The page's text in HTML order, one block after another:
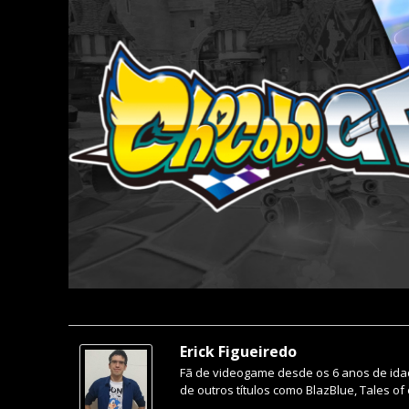
Erick Figueiredo
Fã de videogame desde os 6 anos de
de outros títulos como BlazBlue, Tales of